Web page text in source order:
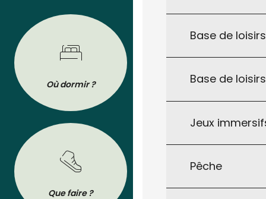
Base de
Base de
Jeux
Pêche
Où dormir ? Où manger ?
Que faire ?
BROCHURES